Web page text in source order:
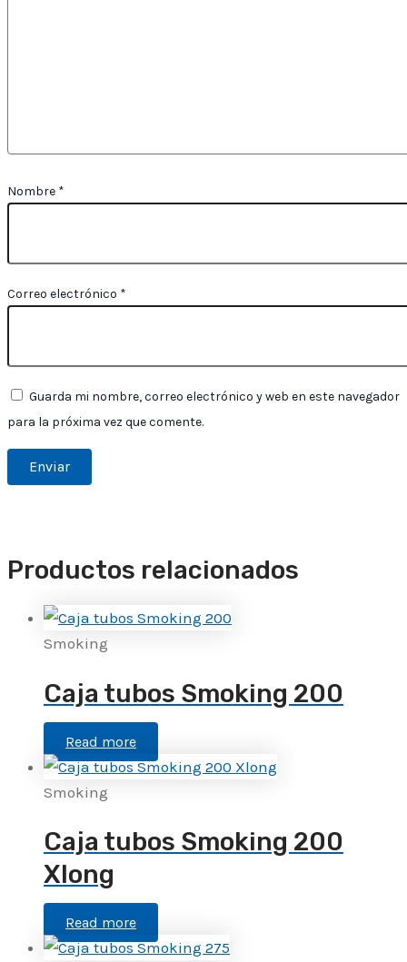
Nombre *
Correo electrónico *
Guarda mi nombre, correo electrónico y web en este navegador
para la próxima vez que comente.
Productos relacionados
Smoking
Caja tubos Smoking 200
Read more
Smoking
Caja tubos Smoking 200
Xlong
Read more